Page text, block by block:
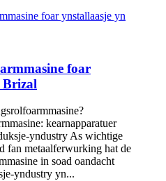
foar
Brizal
kearnapparatuer
yndustry As wichtige
fan metaalferwurking hat de
in soad oandacht
yndustry yn...